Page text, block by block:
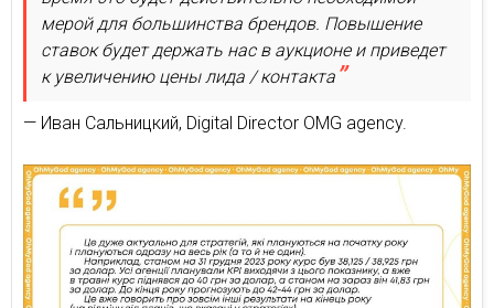
мерой для большинства брендов. Повышение
ставок будет держать нас в аукционе и приведет
к увеличению цены лида / контакта
— Иван Сальницкий, Digital Director OMG agency.